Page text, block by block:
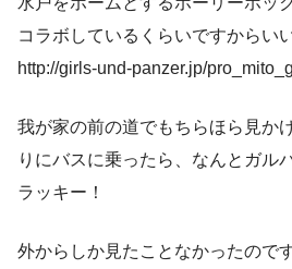
コラボしているくらいですからい
http://girls-und-panzer.jp/
我が家の前の道でもちらほら見か
りにバスに乗ったら、なんとガル
ラッキー！
外からしか見たことなかったので